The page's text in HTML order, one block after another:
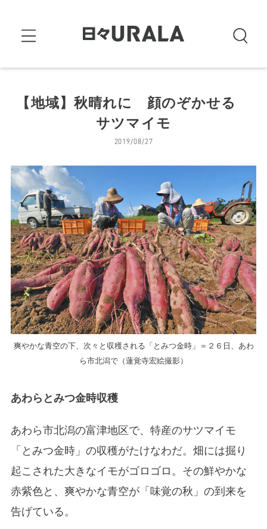
【地域】秋晴れに 顔のぞかせる
サツマイモ
2019/08/27
爽やかな青空の下、次々と収穫される「とみつ金時」＝２６日、あわ
ら市北潟で（蓮覚寺宏絵撮影）
あわらとみつ金時収穫
あわら市北潟の富津地区で、特産のサツマイモ
「とみつ金時」の収穫がたけなわだ。畑には掘り
起こされた大きなイモがゴロゴロ。その鮮やかな
赤紫色と、爽やかな青空が「味覚の秋」の到来を
告げている。